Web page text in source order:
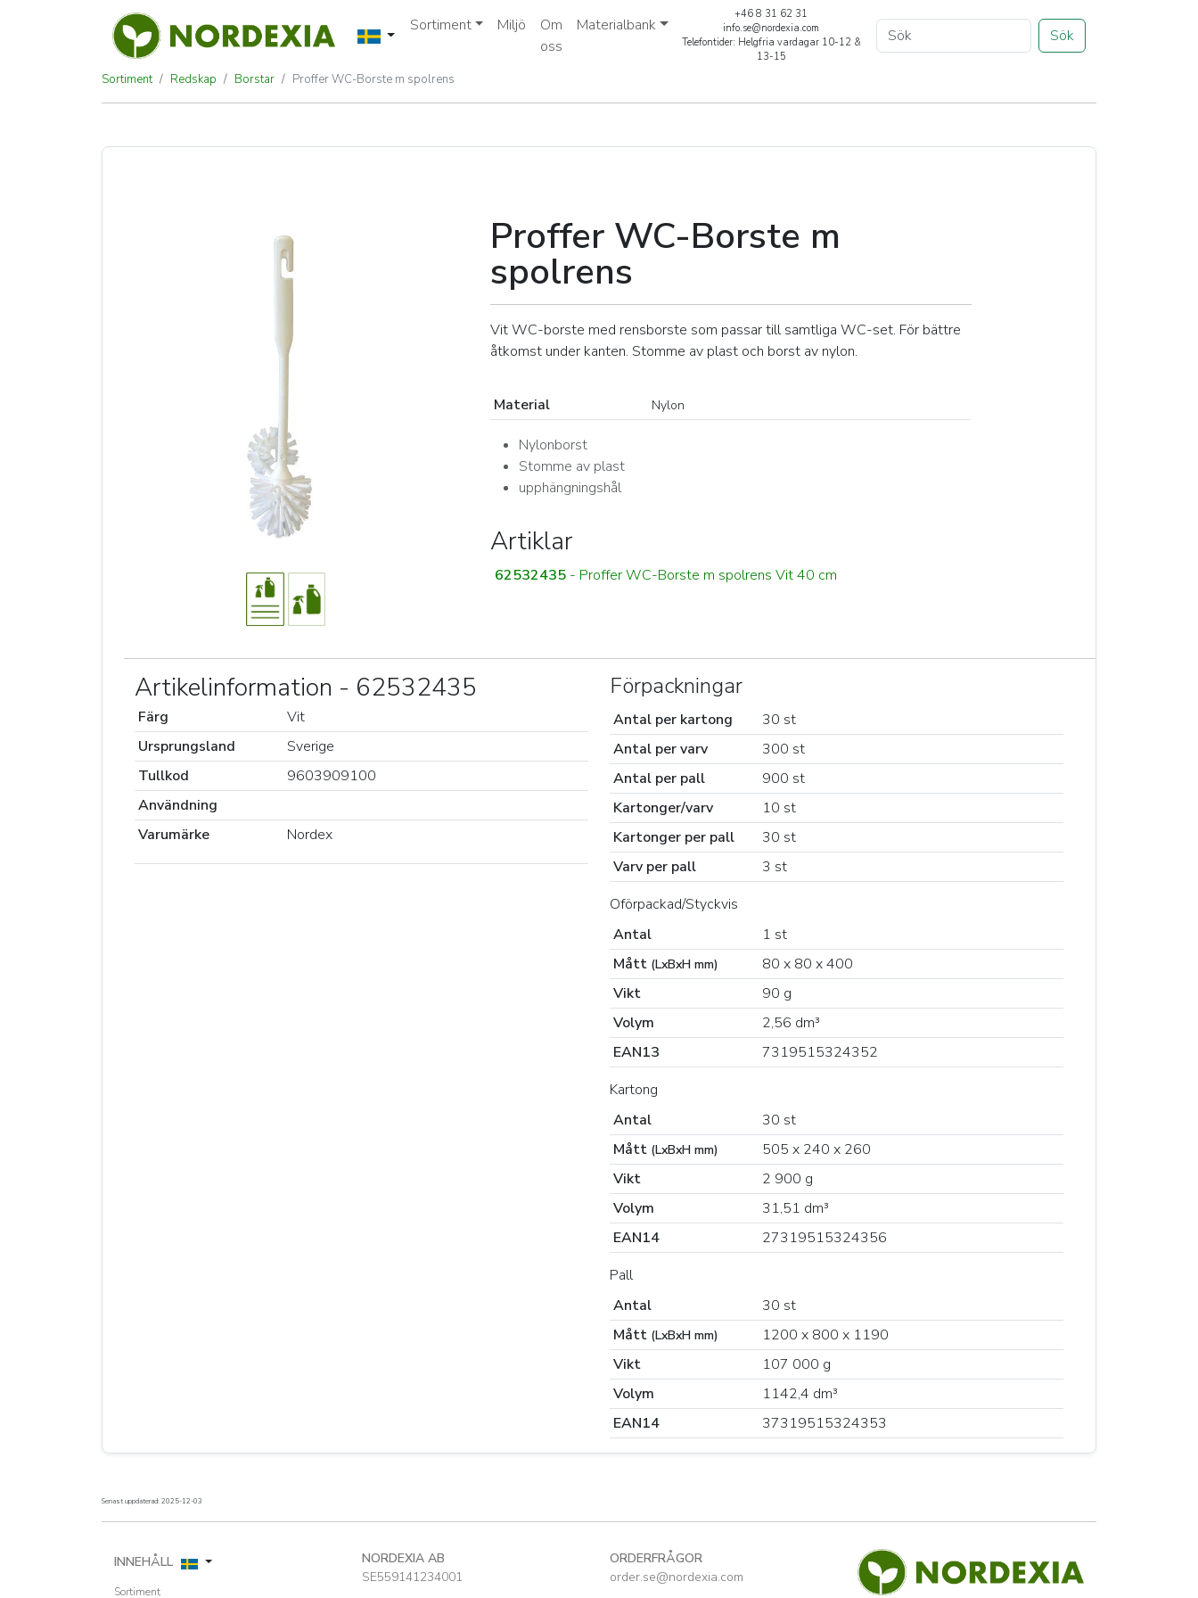
Sortiment Miljö
Om
oss
Materialbank
+46 8 31 62 31
info.se@nordexia.com
Telefontider: Helgfria vardagar 10-12 &
13-15
Sök
Sortiment Redskap Borstar Proffer WC-Borste m spolrens
Proffer WC-Borste m spolrens
Proffer WC-Borste m
spolrens
Vit WC-borste med rensborste som passar till samtliga WC-set. För bättre
åtkomst under kanten. Stomme av plast och borst av nylon.
Material Nylon
Nylonborst
Stomme av plast
upphängningshål
Artiklar
62532435 - Proffer WC-Borste m spolrens Vit 40 cm
Artikelinformation - 62532435
Färg
Vit
Ursprungsland
Sverige
Tullkod
9603909100
Användning
Varumärke
Nordex
Förpackningar
Antal per kartong
30 st
Antal per varv
300 st
Antal per pall
900 st
Kartonger/varv
10 st
Kartonger per pall
30 st
Varv per pall
3 st
Oförpackad/Styckvis
Antal
1 st
Mått (LxBxH mm)
80 x 80 x 400
Vikt
90 g
Volym
2,56 dm³
EAN13
7319515324352
Kartong
Antal
30 st
Mått (LxBxH mm)
505 x 240 x 260
Vikt
2 900 g
Volym
31,51 dm³
EAN14
27319515324356
Pall
Antal
30 st
Mått (LxBxH mm)
1200 x 800 x 1190
Vikt
107 000 g
Volym
1142,4 dm³
EAN14
37319515324353
Senast uppdaterad: 2025-12-03
INNEHÅLL
Sortiment
NORDEXIA AB
SE559141234001
ORDERFRÅGOR
order.se@nordexia.com